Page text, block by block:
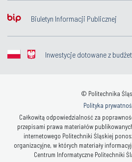
Biuletyn Informacji Publicznej
Inwestycje dotowane z
© Politechnika
Polityka
Całkowitą odpowiedzialność za
przepisami prawa materiałów
internetowego Politechniki Śląskiej
organizacyjne, w których materiały
Centrum Informatyczne Politechniki